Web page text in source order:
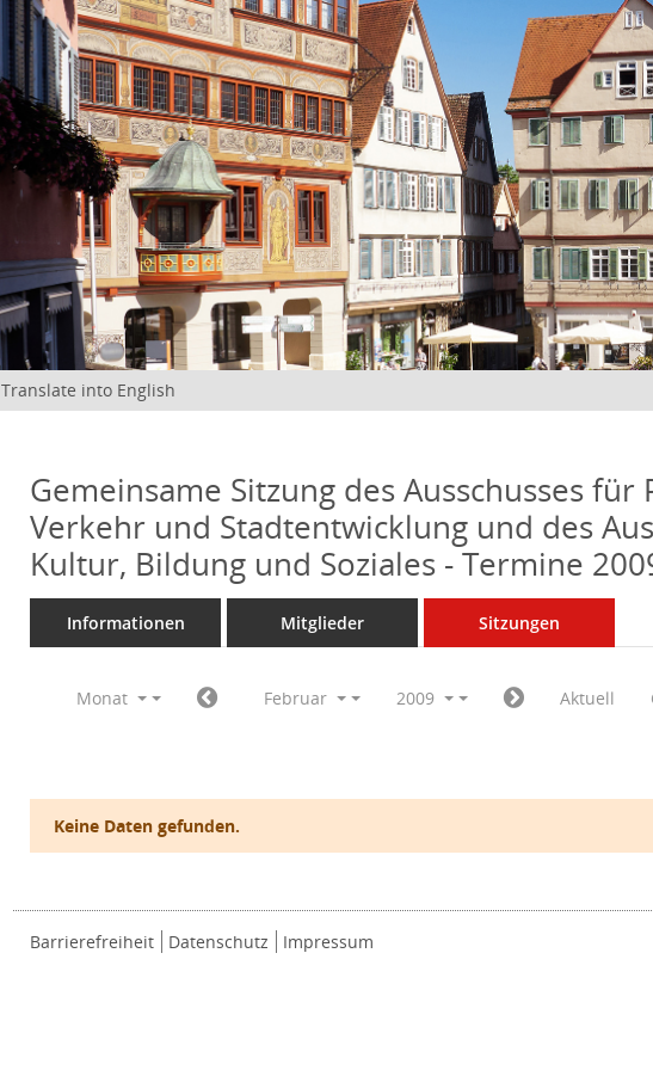
Translate into English
Gemeinsame Sitzung des Ausschusses für
Verkehr und Stadtentwicklung und des
Kultur, Bildung und Soziales - Termine
Informationen Mitglieder Sitzungen
Monat Februar 2009 Aktuell
Keine Daten gefunden.
Barrierefreiheit Datenschutz Impressum